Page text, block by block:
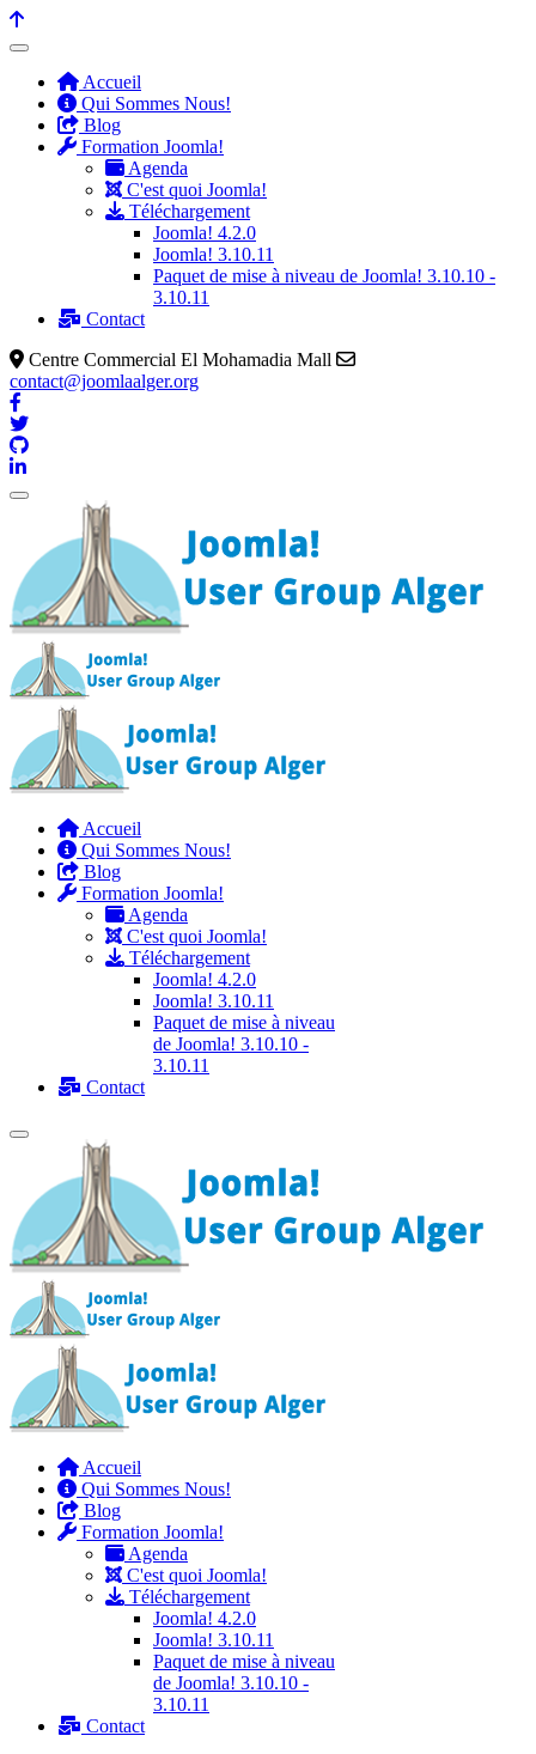
Accueil
Qui Sommes Nous!
Blog
Formation Joomla!
Agenda
C'est quoi Joomla!
Téléchargement
Joomla! 4.2.0
Joomla! 3.10.11
Paquet de mise à niveau de Joomla! 3.10.10 -
3.10.11
Contact
Centre Commercial El Mohamadia Mall
contact@joomlaalger.org
Accueil
Qui Sommes Nous!
Blog
Formation Joomla!
Agenda
C'est quoi Joomla!
Téléchargement
Joomla! 4.2.0
Joomla! 3.10.11
Paquet de mise à niveau
de Joomla! 3.10.10 -
3.10.11
Contact
Accueil
Qui Sommes Nous!
Blog
Formation Joomla!
Agenda
C'est quoi Joomla!
Téléchargement
Joomla! 4.2.0
Joomla! 3.10.11
Paquet de mise à niveau
de Joomla! 3.10.10 -
3.10.11
Contact